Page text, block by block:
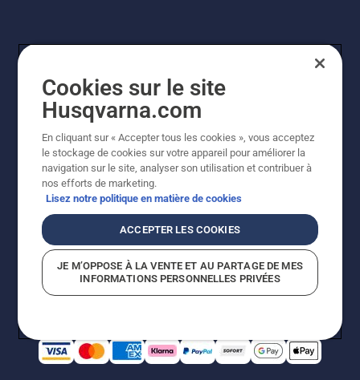
© Husqvarna AB (publ). Tous droits réservés. Les prix
indiqués sont à titre indicatif de Husqvarna Schweiz AG
aux revendeurs participants, prix en CHF, TVA 8,1 % et
TAR incluses. Sous réserve de modification. Tous les
prix indiqués sont des prix de vente recommandés (TVA
incluse), sauf si le produit est disponible pour un achat
Politique relative aux cookiesConditions d'utilisation
Avis de confidentialitéImpressionCGVL Shop en ligne
Signalement de violations présumées
Cookies sur le site
Husqvarna.com
En cliquant sur « Accepter tous les cookies », vous acceptez
le stockage de cookies sur votre appareil pour améliorer la
navigation sur le site, analyser son utilisation et contribuer à
nos efforts de marketing.
Lisez notre politique en matière de cookies
ACCEPTER LES COOKIES
JE M’OPPOSE À LA VENTE ET AU PARTAGE DE MES
INFORMATIONS PERSONNELLES PRIVÉES